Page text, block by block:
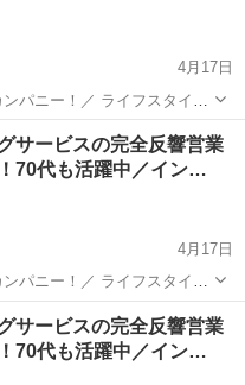
4月17日
ライフスタイル
スクリーニング”需要が急速
スクリーニング市場のパイオ
サービスの完全反響営業
70代も活躍中／イン…
4月17日
ライフスタイル
スクリーニング”需要が急速
スクリーニング市場のパイオ
サービスの完全反響営業
70代も活躍中／イン…